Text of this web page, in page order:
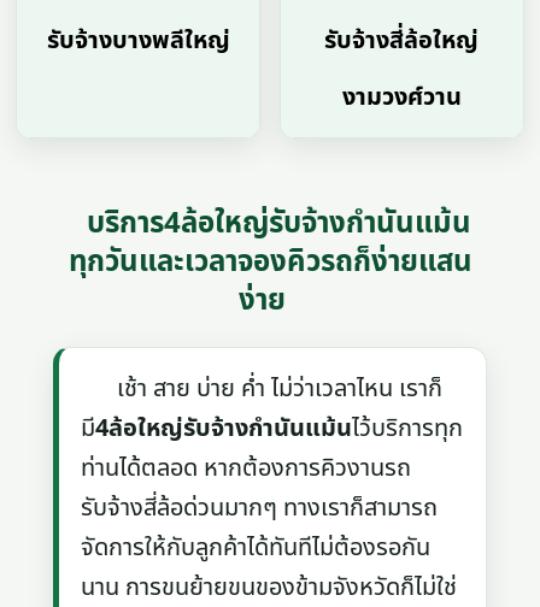
รับจ้างบางพลีใหญ่
รับจ้างสี่ล้อใหญ่
งามวงศ์วาน
บริการ4ล้อใหญ่รับจ้างกำนันแม้น
ทุกวันและเวลาจองคิวรถก็ง่ายแสน
ง่าย
เช้า สาย บ่าย ค่ำ ไม่ว่าเวลาไหน เราก็
มี4ล้อใหญ่รับจ้างกำนันแม้นไว้บริการทุก
ท่านได้ตลอด หากต้องการคิวงานรถ
รับจ้างสี่ล้อด่วนมากๆ ทางเราก็สามารถ
จัดการให้กับลูกค้าได้ทันทีไม่ต้องรอกัน
นาน การขนย้ายขนของข้ามจังหวัดก็ไม่ใช่